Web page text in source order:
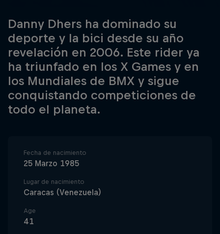
Danny Dhers ha dominado su
deporte y la bici desde su año
revelación en 2006. Este rider ya
ha triunfado en los X Games y en
los Mundiales de BMX y sigue
conquistando competiciones de
todo el planeta.
Fecha de nacimiento
25 Marzo 1985
Lugar de nacimiento
Caracas (Venezuela)
Age
41